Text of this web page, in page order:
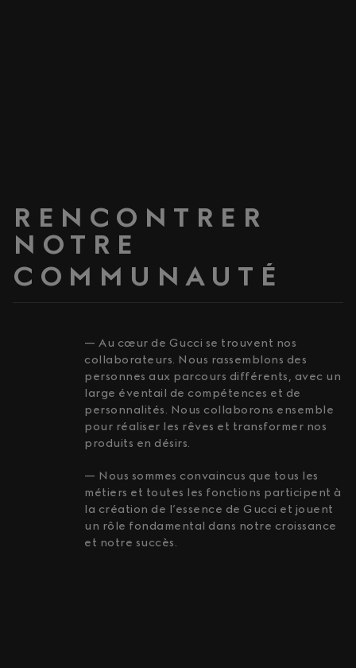
RENCONTRER
NOTRE
COMMUNAUTÉ
— Au cœur de Gucci se trouvent nos
collaborateurs. Nous rassemblons des
personnes aux parcours différents, avec un
large éventail de compétences et de
personnalités. Nous collaborons ensemble
pour réaliser les rêves et transformer nos
produits en désirs.
— Nous sommes convaincus que tous les
métiers et toutes les fonctions participent à
la création de l’essence de Gucci et jouent
un rôle fondamental dans notre croissance
et notre succès.